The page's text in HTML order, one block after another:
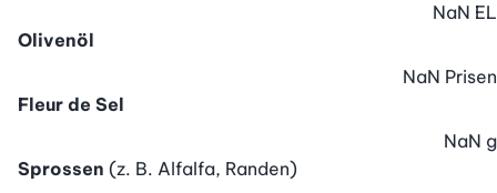
Olivenöl
NaN EL
Fleur de Sel
NaN Prisen
Sprossen (z. B. Alfalfa, Randen)
NaN g